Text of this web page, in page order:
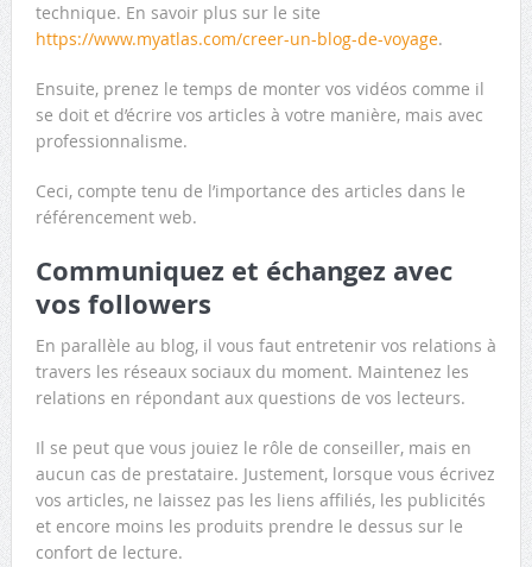
technique. En savoir plus sur le site
https://www.myatlas.com/creer-un-blog-de-voyage.
Ensuite, prenez le temps de monter vos vidéos comme il
se doit et d’écrire vos articles à votre manière, mais avec
professionnalisme.
Ceci, compte tenu de l’importance des articles dans le
référencement web.
Communiquez et échangez avec
vos followers
En parallèle au blog, il vous faut entretenir vos relations à
travers les réseaux sociaux du moment. Maintenez les
relations en répondant aux questions de vos lecteurs.
Il se peut que vous jouiez le rôle de conseiller, mais en
aucun cas de prestataire. Justement, lorsque vous écrivez
vos articles, ne laissez pas les liens affiliés, les publicités
et encore moins les produits prendre le dessus sur le
confort de lecture.